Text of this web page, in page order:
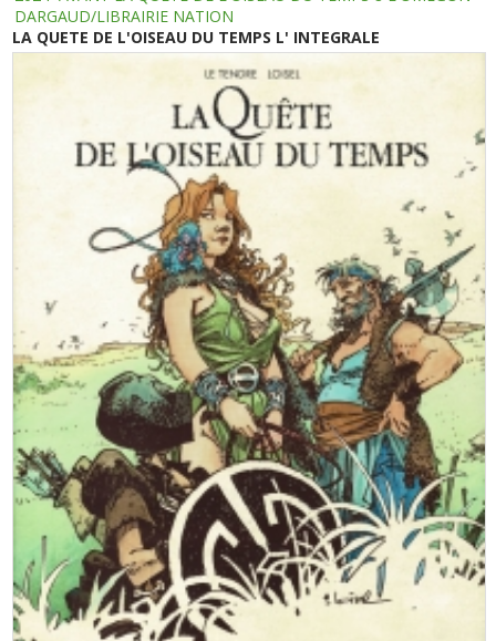
DARGAUD/LIBRAIRIE NATION
LA QUETE DE L'OISEAU DU TEMPS L' INTEGRALE